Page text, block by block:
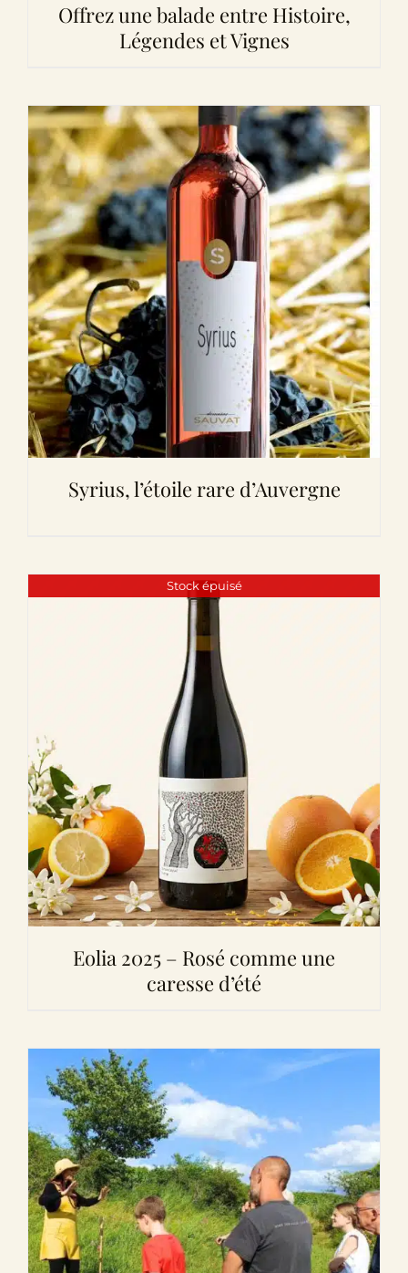
Offrez une balade entre Histoire,
Légendes et Vignes
Syrius, l’étoile rare d’Auvergne
Stock épuisé
Eolia 2025 – Rosé comme une
caresse d’été